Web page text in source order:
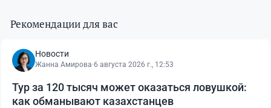
Рекомендации для вас
Новости
Жанна Амирова·6 августа 2026 г., 12:53
Тур за 120 тысяч может оказаться ловушкой:
как обманывают казахстанцев